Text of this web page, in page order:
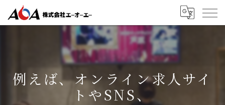
例えば、オンライン求人サイ
トやSNS、